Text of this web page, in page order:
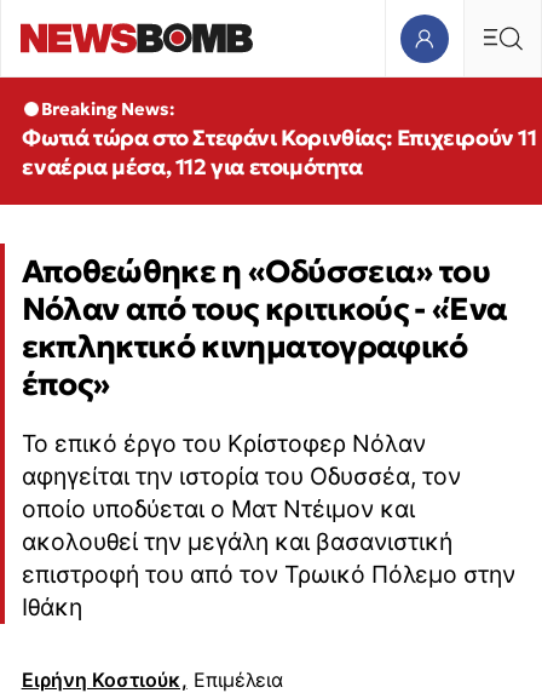
Breaking News:
Φωτιά τώρα στο Στεφάνι Κορινθίας: Επιχειρούν 11
εναέρια μέσα, 112 για ετοιμότητα
Αποθεώθηκε η «Οδύσσεια» του
Νόλαν από τους κριτικούς - «Ένα
εκπληκτικό κινηματογραφικό
έπος»
Το επικό έργο του Κρίστοφερ Νόλαν
αφηγείται την ιστορία του Οδυσσέα, τον
οποίο υποδύεται ο Ματ Ντέιμον και
ακολουθεί την μεγάλη και βασανιστική
επιστροφή του από τον Τρωικό Πόλεμο στην
Ιθάκη
Ειρήνη Κοστιούκ, Επιμέλεια